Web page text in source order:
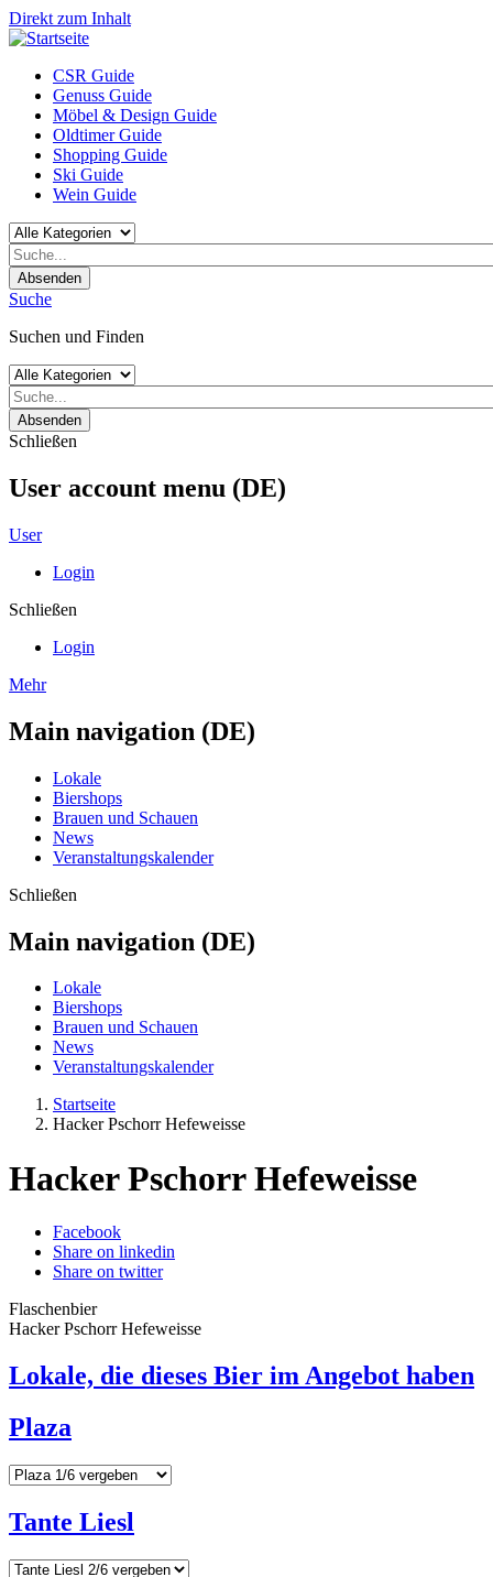
Direkt zum Inhalt
CSR Guide
Genuss Guide
Möbel & Design Guide
Oldtimer Guide
Shopping Guide
Ski Guide
Wein Guide
Absenden
Suche
Suchen und Finden
Absenden
Schließen
User account menu (DE)
User
Login
Schließen
Login
Mehr
Main navigation (DE)
Lokale
Biershops
Brauen und Schauen
News
Veranstaltungskalender
Schließen
Main navigation (DE)
Lokale
Biershops
Brauen und Schauen
News
Veranstaltungskalender
Startseite
Hacker Pschorr Hefeweisse
Hacker Pschorr Hefeweisse
Facebook
Share on linkedin
Share on twitter
Flaschenbier
Hacker Pschorr Hefeweisse
Lokale, die dieses Bier im Angebot haben
Plaza
Tante Liesl